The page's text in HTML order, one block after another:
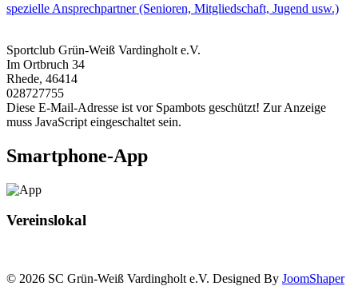
spezielle Ansprechpartner (Senioren, Mitgliedschaft, Jugend usw.)
Sportclub Grün-Weiß Vardingholt e.V.
Im Ortbruch 34
Rhede, 46414
028727755
Diese E-Mail-Adresse ist vor Spambots geschützt! Zur Anzeige
muss JavaScript eingeschaltet sein.
Smartphone-App
Vereinslokal
© 2026 SC Grün-Weiß Vardingholt e.V. Designed By JoomShaper